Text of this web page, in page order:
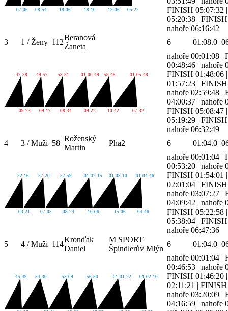
07:06 08:54 18:06 18:10 13:06 05:22
FINISH 05:07:32
05:20:38 | FINISH
nahoře 06:16:42
3
1 / Ženy 112
Beranová
Žaneta
6 01:08.0
47:38
09:23
49:57
09:17
53:51
08:34
01:00:49
09:22
58:48
10:42
01:05:48
07:32
nahoře 00:01:08 |
00:48:46 | nahoře
FINISH 01:48:06
01:57:23 | FINISH
nahoře 02:59:48 |
04:00:37 | nahoře
FINISH 05:08:47
05:19:29 | FINISH
nahoře 06:32:49
4
3 / Muži 58
Roženský
Martin
Pha2 6 01:04.0
52:16
03:21
57:20
07:03
57:59
08:24
01:02:15
10:06
01:03:10
15:06
01:04:46
04:46
nahoře 00:01:04 |
00:53:20 | nahoře
FINISH 01:54:01
02:01:04 | FINISH
nahoře 03:07:27 |
04:09:42 | nahoře
FINISH 05:22:58
05:38:04 | FINISH
nahoře 06:47:36
5
4 / Muži 114
Kronďak
Daniel
M SPORT
Špindlerův Mlýn
6 01:04.0
45:49 54:30 53:09 56:50 01:01:22 01:02:10
nahoře 00:01:04 |
00:46:53 | nahoře
FINISH 01:46:20
02:11:21 | FINISH
nahoře 03:20:09 |
04:16:59 | nahoře